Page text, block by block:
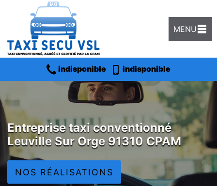
MENU
indisponible indisponible
Entreprise taxi conventionné
Leuville Sur Orge 91310 CPAM
NOS RÉALISATIONS